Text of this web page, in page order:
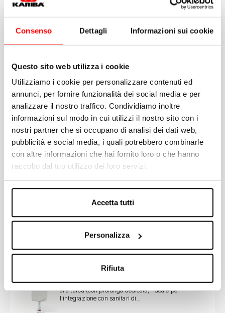
Consenso Dettagli Informazioni sui cookie
Questo sito web utilizza i cookie
Utilizziamo i cookie per personalizzare contenuti ed
annunci, per fornire funzionalità dei social media e per
analizzare il nostro traffico. Condividiamo inoltre
informazioni sul modo in cui utilizzi il nostro sito con i
nostri partner che si occupano di analisi dei dati web,
pubblicità e social media, i quali potrebbero combinarle
con altre informazioni che hai fornito loro o che hanno
raccolto dal tuo utilizzo dei loro servizi.
Accetta tutti
Personalizza
Rifiuta
Scopri di più
KARIBA 2008 DUO
La cassetta di risciacquo esterna KARIBA 2008 DUO è
adatta per installazioni a bassa o media
posizione.KARIBA 2008 DUO è...
Scopri di più
posizione.KARIBA 2008 MONO è...
Scopri di più
Cassetta da incasso per sanitari WC a pavimento o
alla turca (con prolunga dedicata). Ideale per
l’integrazione con sanitari di...